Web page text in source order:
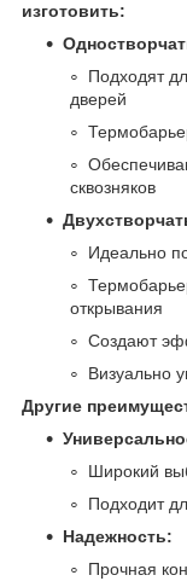
изготовить:
Подходят
дверей
сквозняков
Идеально
открывания
Создают
Визуально
Другие
Широкий
Подходит
Надежность:
Прочная